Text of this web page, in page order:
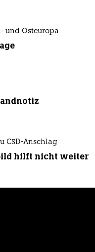
und Osteuropa
CSD-Anschlag
hilft nicht weiter